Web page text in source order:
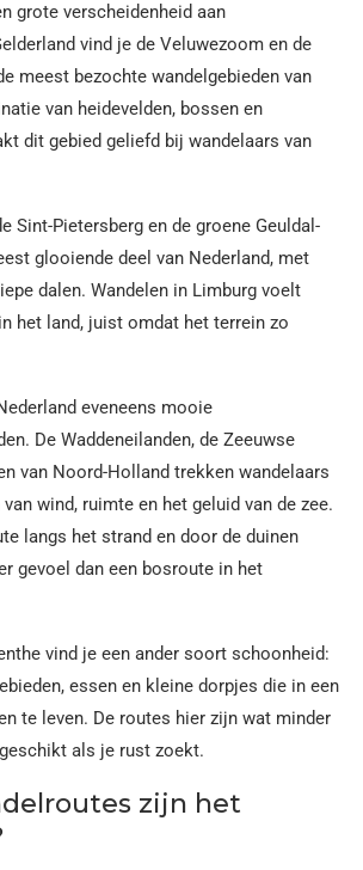
grote verscheidenheid aan
vind je de Veluwezoom en de
meest bezochte wandelgebieden van
van heidevelden, bossen en
dit gebied geliefd bij wandelaars van
Sint-Pietersberg en de groene Geuldal-
glooiende deel van Nederland, met
dalen. Wandelen in Limburg voelt
het land, juist omdat het terrein zo
eveneens mooie
De Waddeneilanden, de Zeeuwse
van Noord-Holland trekken wandelaars
wind, ruimte en het geluid van de zee.
langs het strand en door de duinen
gevoel dan een bosroute in het
vind je een ander soort schoonheid:
essen en kleine dorpjes die in een
te leven. De routes hier zijn wat minder
als je rust zoekt.
zijn het